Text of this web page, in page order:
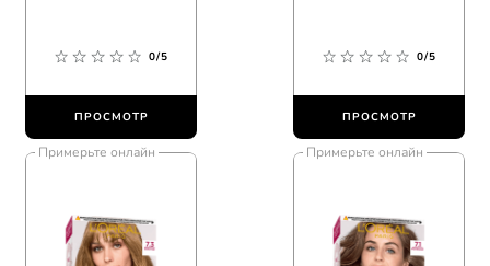
0/5
ПРОСМОТР
0/5
ПРОСМОТР
Примерьте онлайн Примерьте онлайн